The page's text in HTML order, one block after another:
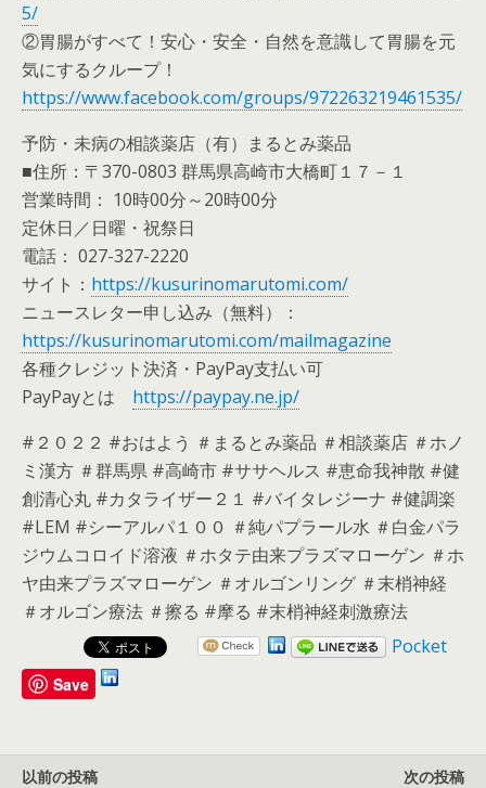
5/
②胃腸がすべて！安心・安全・自然を意識して胃腸を元
気にするクループ！
https://www.facebook.com/groups/972263219461535/
予防・未病の相談薬店（有）まるとみ薬品
■住所：〒370-0803 群馬県高崎市大橋町１７－１
営業時間： 10時00分～20時00分
定休日／日曜・祝祭日
電話： 027-327-2220
サイト： https://kusurinomarutomi.com/
ニュースレター申し込み（無料）：
https://kusurinomarutomi.com/mailmagazine
各種クレジット決済・PayPay支払い可
PayPayとは https://paypay.ne.jp/
#２０２２ #おはよう ＃まるとみ薬品 ＃相談薬店 ＃ホノ
ミ漢方 ＃群馬県 #高崎市 #ササヘルス #恵命我神散 #健
創清心丸 #カタライザー２１ #バイタレジーナ #健調楽
#LEM #シーアルパ１００ ＃純パプラール水 ＃白金パラ
ジウムコロイド溶液 ＃ホタテ由来プラズマローゲン ＃ホ
ヤ由来プラズマローゲン ＃オルゴンリング ＃末梢神経
＃オルゴン療法 ＃擦る #摩る #末梢神経刺激療法
Pocket
Save
以前の投稿
次の投稿